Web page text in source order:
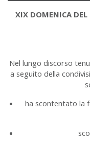
XIX DOMENICA
Nel lungo discorso
a seguito della
ha scontentato la